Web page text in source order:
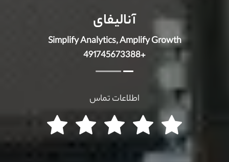
آنالیفای
Simplify Analytics, Amplify Growth
+491745673388
اطلاعات تماس